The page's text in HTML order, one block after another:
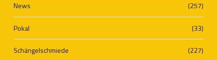
News (257)
Pokal (33)
Schängelschmiede (227)